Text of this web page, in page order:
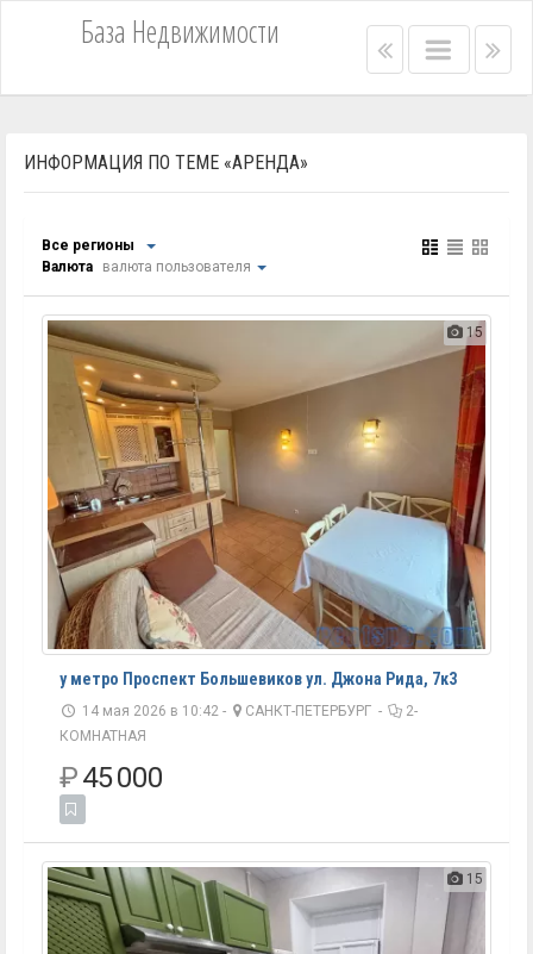
База Недвижимости Left
bar
Main
menu
Right
menu
bar
ИНФОРМАЦИЯ ПО ТЕМЕ «АРЕНДА»
Все регионы
Валюта
валюта пользователя
15
у метро Проспект Большевиков ул. Джона Рида, 7к3
14 мая 2026 в 10:42 - САНКТ-ПЕТЕРБУРГ -
2-
КОМНАТНАЯ
₽45 000
15